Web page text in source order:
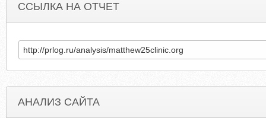
ССЫЛКА НА ОТЧЕТ
АНАЛИЗ САЙТА